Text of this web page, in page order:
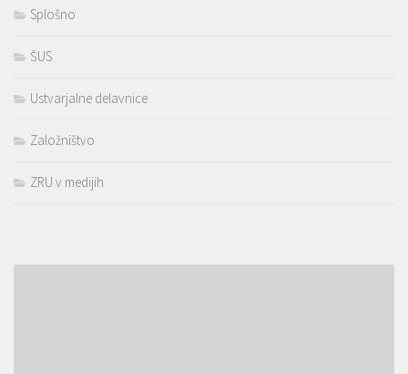
Splošno
ŠUS
Ustvarjalne delavnice
Založništvo
ZRU v medijih